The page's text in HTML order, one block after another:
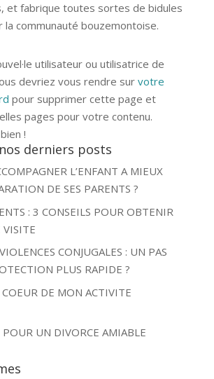
et fabrique toutes sortes de bidules
la communauté bouzemontoise.
utilisateur ou utilisatrice de
devriez vous rendre sur votre
pour supprimer cette page et
pages pour votre contenu.
!
derniers posts
L’ENFANT A MIEUX
DE SES PARENTS ?
: 3 CONSEILS POUR OBTENIR
CONJUGALES : UN PAS
PLUS RAPIDE ?
DE MON ACTIVITE
POUR UN DIVORCE AMIABLE